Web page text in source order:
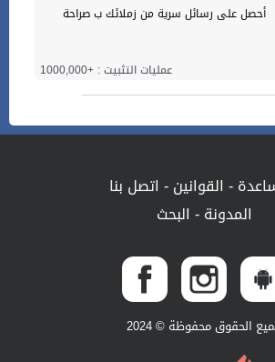
أحصل على رسائل سرية من زملائك ب صراحة
عمليات التثبيت : +1000,000
- القوانين- اتصل بنا
المدونة- البحث
الحقوق محفوظة © 2024